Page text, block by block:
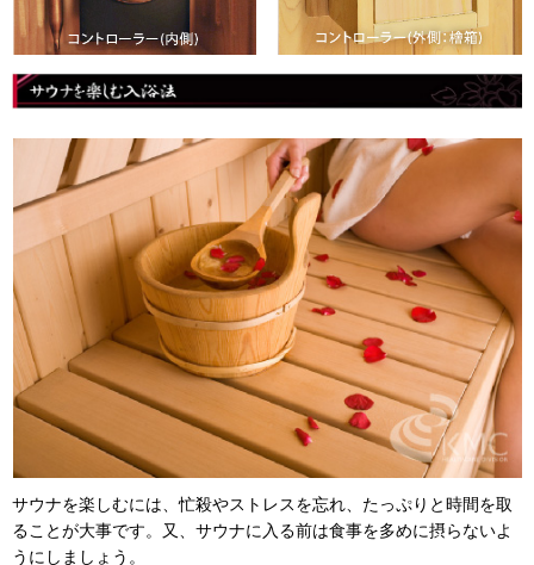
サウナを楽しむには、忙殺やストレスを忘れ、たっぷりと時間を取
ることが大事です。又、サウナに入る前は食事を多めに摂らないよ
うにしましょう。